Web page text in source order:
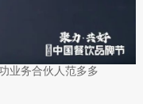
业务合伙人范多多